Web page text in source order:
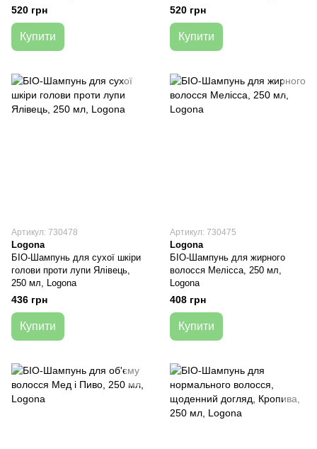
Tree Therapy
520 грн
Купити
520 грн
Купити
Артикул: 730478
Logona
БІО-Шампунь для сухої шкіри
голови проти лупи Ялівець,
250 мл, Logona
436 грн
Купити
Артикул: 730475
Logona
БІО-Шампунь для жирного
волосся Мелісса, 250 мл,
Logona
408 грн
Купити